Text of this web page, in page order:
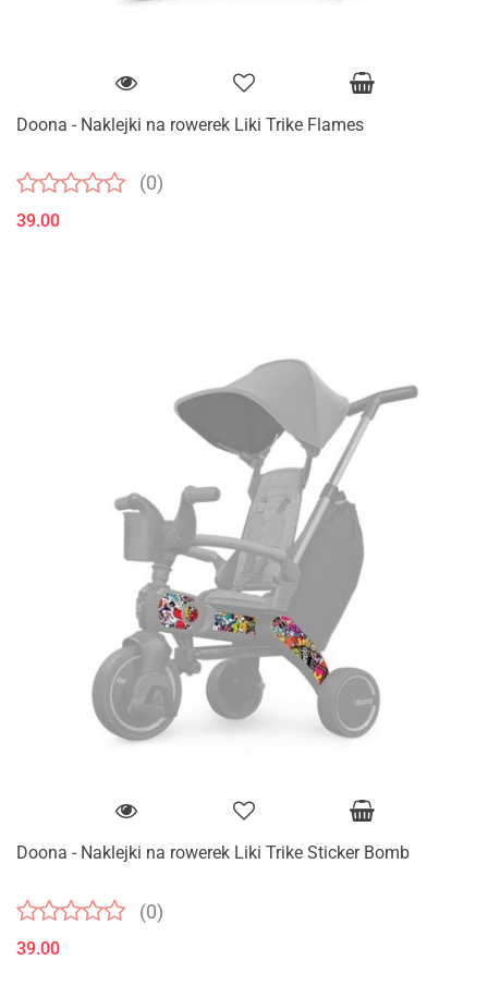
Doona - Naklejki na rowerek Liki Trike Flames
(0)
39.00
Doona - Naklejki na rowerek Liki Trike Sticker Bomb
(0)
39.00